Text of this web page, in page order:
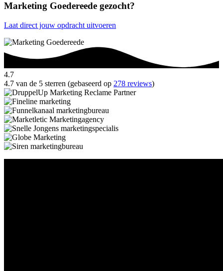
Marketing Goedereede gezocht?
Laat direct jouw opdracht uitvoeren
4.7
4.7 van de 5 sterren (gebaseerd op 278 reviews)